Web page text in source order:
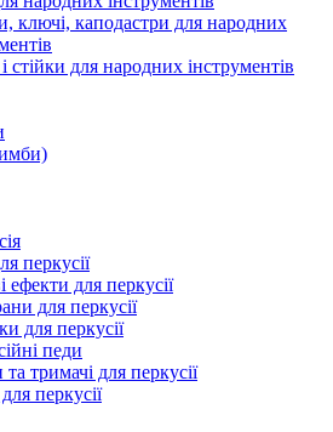
ключі, каподастри для народних
стійки для народних інструментів
перкусії
ефекти для перкусії
для перкусії
для перкусії
педи
тримачі для перкусії
перкусії